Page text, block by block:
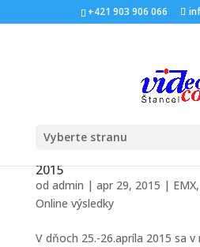
+421 903 906 066
Vyberte stranu
2015
od admin | apr 29, 2015 | EMX,
Online výsledky
V dňoch 25.-26.apríla 2015 sa